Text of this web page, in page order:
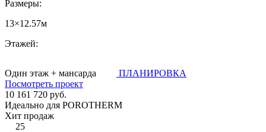
Размеры:
13×12.57м
Этажей:
Один этаж + мансарда
ПЛАНИРОВКА
Посмотреть проект
10 161 720 руб.
Идеально для POROTHERM
Хит продаж
25